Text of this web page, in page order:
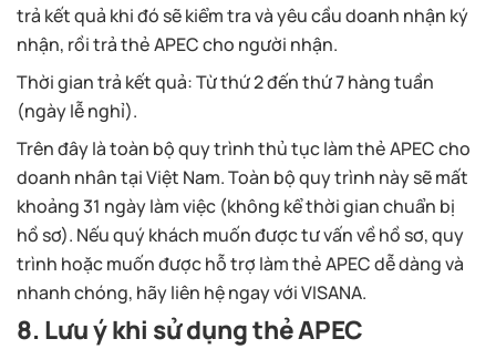
trả kết quả khi đó sẽ kiểm tra và yêu cầu doanh nhận ký
nhận, rồi trả thẻ APEC cho người nhận.
Thời gian trả kết quả: Từ thứ 2 đến thứ 7 hàng tuần
(ngày lễ nghỉ).
Trên đây là toàn bộ quy trình thủ tục làm thẻ APEC cho
doanh nhân tại Việt Nam. Toàn bộ quy trình này sẽ mất
khoảng 31 ngày làm việc (không kể thời gian chuẩn bị
hồ sơ). Nếu quý khách muốn được tư vấn về hồ sơ, quy
trình hoặc muốn được hỗ trợ làm thẻ APEC dễ dàng và
nhanh chóng, hãy liên hệ ngay với VISANA.
8. Lưu ý khi sử dụng thẻ APEC